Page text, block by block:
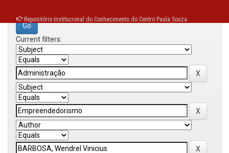
Repositório Institucional do Conhecimento do Centro Paula Souza
Current filters: